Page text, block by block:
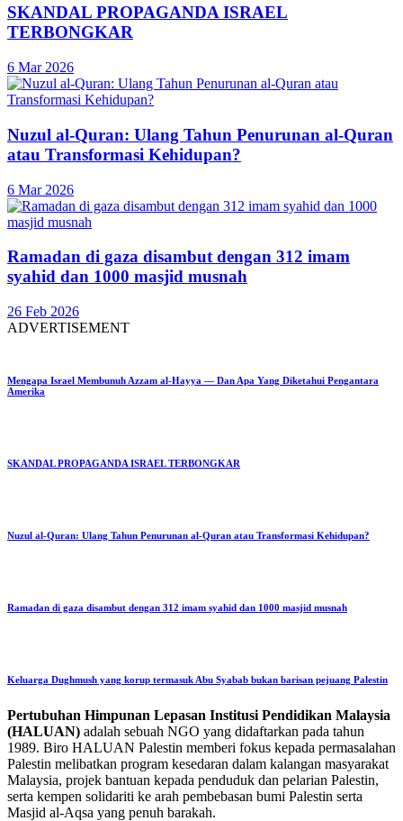
SKANDAL PROPAGANDA ISRAEL
TERBONGKAR
6 Mar 2026
Nuzul al-Quran: Ulang Tahun Penurunan al-Quran
atau Transformasi Kehidupan?
6 Mar 2026
Ramadan di gaza disambut dengan 312 imam
syahid dan 1000 masjid musnah
26 Feb 2026
ADVERTISEMENT
Mengapa Israel Membunuh Azzam al-Hayya — Dan Apa Yang Diketahui Pengantara
Amerika
SKANDAL PROPAGANDA ISRAEL TERBONGKAR
Nuzul al-Quran: Ulang Tahun Penurunan al-Quran atau Transformasi Kehidupan?
Ramadan di gaza disambut dengan 312 imam syahid dan 1000 masjid musnah
Keluarga Dughmush yang korup termasuk Abu Syabab bukan barisan pejuang Palestin
Pertubuhan Himpunan Lepasan Institusi Pendidikan Malaysia
(HALUAN) adalah sebuah NGO yang didaftarkan pada tahun
1989. Biro HALUAN Palestin memberi fokus kepada permasalahan
Palestin melibatkan program kesedaran dalam kalangan masyarakat
Malaysia, projek bantuan kepada penduduk dan pelarian Palestin,
serta kempen solidariti ke arah pembebasan bumi Palestin serta
Masjid al-Aqsa yang penuh barakah.